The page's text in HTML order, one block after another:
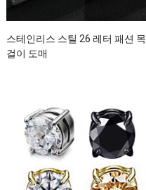
스테인리스 스틸 26 레터 패션 목
걸이 도매